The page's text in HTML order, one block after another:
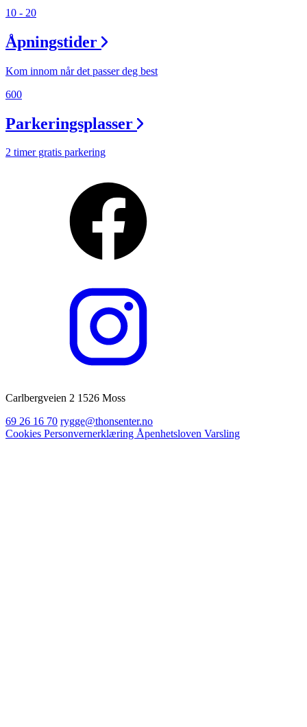
10 - 20
Åpningstider
Kom innom når det passer deg best
600
Parkeringsplasser
2 timer gratis parkering
Carlbergveien 2 1526 Moss
69 26 16 70 rygge@thonsenter.no
Cookies Personvernerklæring Åpenhetsloven Varsling